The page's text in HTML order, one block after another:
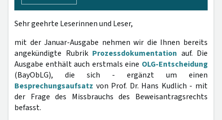
Sehr geehrte Leserinnen und Leser,
mit der Januar-Ausgabe nehmen wir die Ihnen bereits
angekündigte Rubrik Prozessdokumentation auf. Die
Ausgabe enthält auch erstmals eine OLG-Entscheidung
(BayObLG), die sich - ergänzt um einen
Besprechungsaufsatz von Prof. Dr. Hans Kudlich - mit
der Frage des Missbrauchs des Beweisantragsrechts
befasst.